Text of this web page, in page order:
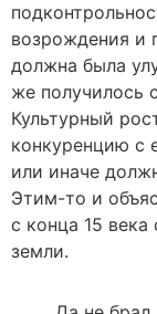
возрождения и
должна была
же получилось
Культурный
конкуренцию с
или иначе
Этим-то и
с конца 15 века
земли.